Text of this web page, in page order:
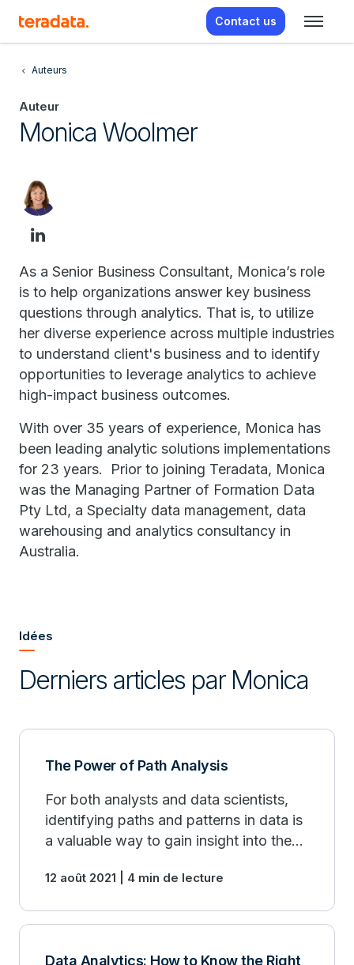
Contact us
Auteurs
Auteur
Monica Woolmer
As a Senior Business Consultant, Monica’s role
is to help organizations answer key business
questions through analytics. That is, to utilize
her diverse experience across multiple industries
to understand client's business and to identify
opportunities to leverage analytics to achieve
high-impact business outcomes.
With over 35 years of experience, Monica has
been leading analytic solutions implementations
for 23 years. Prior to joining Teradata, Monica
was the Managing Partner of Formation Data
Pty Ltd, a Specialty data management, data
warehousing and analytics consultancy in
Australia.
Idées
Derniers articles par Monica
The Power of Path Analysis
For both analysts and data scientists,
identifying paths and patterns in data is
a valuable way to gain insight into the
event of interest. Read more.
12 août 2021 | 4 min de lecture
Data Analytics: How to Know the Right